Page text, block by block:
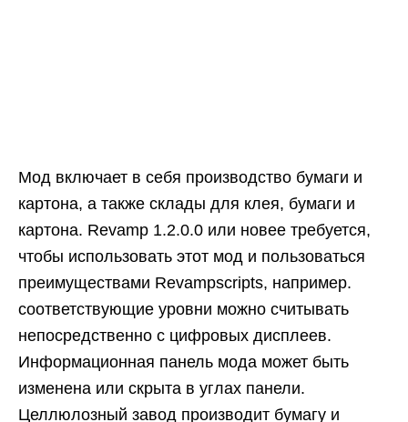
Мод включает в себя производство бумаги и
картона, а также склады для клея, бумаги и
картона. Revamp 1.2.0.0 или новее требуется,
чтобы использовать этот мод и пользоваться
преимуществами Revampscripts, например.
соответствующие уровни можно считывать
непосредственно с цифровых дисплеев.
Информационная панель мода может быть
изменена или скрыта в углах панели.
Целлюлозный завод производит бумагу и